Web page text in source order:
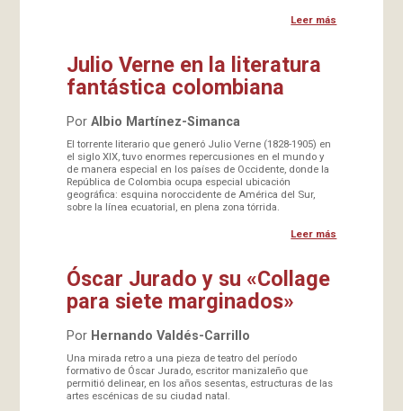
Leer más
Julio Verne en la literatura
fantástica colombiana
Por Albio Martínez-Simanca
El torrente literario que generó Julio Verne (1828-1905) en
el siglo XIX, tuvo enormes repercusiones en el mundo y
de manera especial en los países de Occidente, donde la
República de Colombia ocupa especial ubicación
geográfica: esquina noroccidente de América del Sur,
sobre la línea ecuatorial, en plena zona tórrida.
Leer más
Óscar Jurado y su «Collage
para siete marginados»
Por Hernando Valdés-Carrillo
Una mirada retro a una pieza de teatro del período
formativo de Óscar Jurado, escritor manizaleño que
permitió delinear, en los años sesentas, estructuras de las
artes escénicas de su ciudad natal.